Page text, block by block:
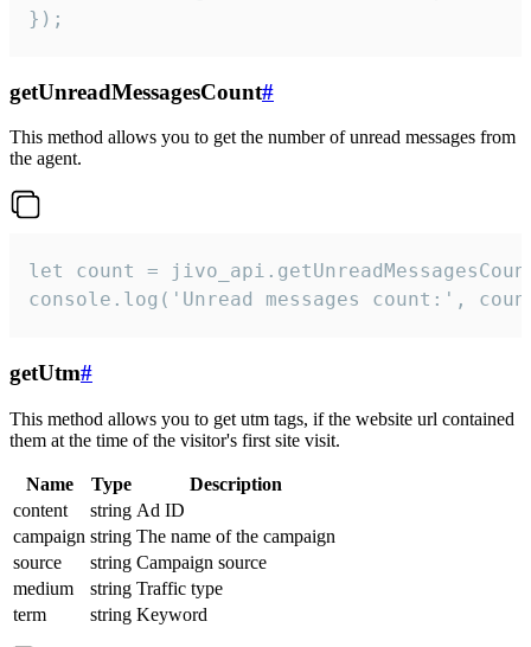
});
getUnreadMessagesCount#
This method allows you to get the number of unread messages from
the agent.
let count =
console.log('Unread messages count:',
getUtm#
This method allows you to get utm tags, if the website url contained
them at the time of the visitor's first site visit.
Name Type
Description
content
string Ad ID
campaign string The name of the campaign
source
string Campaign source
medium
string Traffic type
term
string Keyword